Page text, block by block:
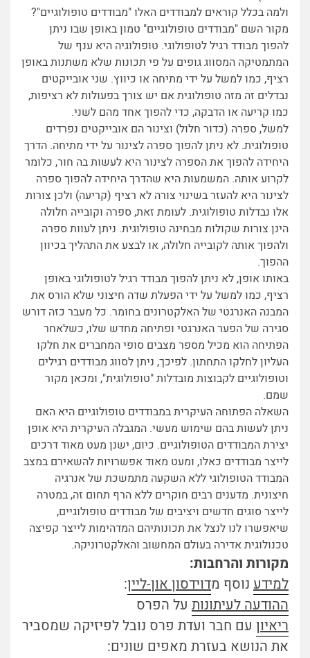
ולמה בכלל קוראים למבודדים האלו "מבודדים טופולוגיים"?
מקור השם "מבודדים טופולוגיים" טמון באופן שבו ניתן
להפוך מבודד רגיל לטופולוגי. טופולוגיה היא ענף של
המתמטיקה המסווג גופים על פי תכונות שלא משתנות באופן
רציף, כמו למשל על ידי מתיחה או כיווץ. שני אובייקטים
נבדלים זה מזה טופולוגית אם יש צורך בפעולות לא רציפות,
כמו קריעה או הדבקה, כדי להפוך אחד מהם לשני.
למשל, ספרה (כדור חלול) וצינור הם אובייקטים נפרדים
טופולוגית. לא ניתן להפוך ספרה לצינור על ידי מתיחה. הדרך
היחידה להפוך את הספרה לצינור היא לעשות בה חור, כלומר
לקרוע אותה. המשמעות היא שהדרך היחידה להפוך ספרה
לצינור היא להעזר בשינוי צורה לא רציף (קריעה) ולכן צורות
אלו נבדלות טופולוגית. לעומת זאת, ספרה וקובייה חלולה
הינן צורות שקולות מבחינה טופולוגית. ניתן לעוות ספרה
ולהפוך אותה לקובייה חלולה, או לבצע את התהליך בכיוון
ההפוך.
באותו אופן, לא ניתן להפוך מבודד רגיל לטופולוגי באופן
רציף, כמו למשל על ידי הפעלת שדה חיצוני שלא הורס את
המבנה האנרגטי של האלקטרונים בחומר. כל מעבר כזה דורש
סגירה של הפער האנרגטי ופתיחה מחדש שלו, כשלאחר
הפתיחה הוא מכיל מספר מצבים סופי המחברים את חלקו
העליון לחלקו התחתון. לפיכך, ניתן לסווג מבודדים רגילים
וטופולוגיים לקבוצות מובדלות "טופולוגית", ומכאן מקור
שמם.
השאלה הפתוחה העיקרית במבודדים טופולוגיים היא האם
ניתן לעשות בהם שימוש מעשי. המגבלה העיקרית היא אופן
יצירת המבודדים הטופולוגיים. כיום, ישנן מעט מאוד דרכים
לייצר מבודדים כאלו, ומעט מאוד אפשרויות להשאירם במצב
המבודד הטופולוגי ללא השקעה מתמשכת של אנרגיה
חיצונית. מדענים רבים חוקרים ללא הרף תחום זה, במטרה
לייצר סוגים חדשים ויציבים של מבודדים טופולוגיים,
שיאפשרו לנו לנצל את תכונותיהם המדהימות לייצר קפיצה
טכנולוגית אדירה בעולם המחשוב והאלקטרוניקה.
מקורות והרחבות:
למידע נוסף מדוידסון און-ליין:
ההודעה לעיתונות על הפרס
ריאיון עם חבר ועדת פרס נובל לפיזיקה שמסביר
את הנושא בעזרת מאפים שונים: